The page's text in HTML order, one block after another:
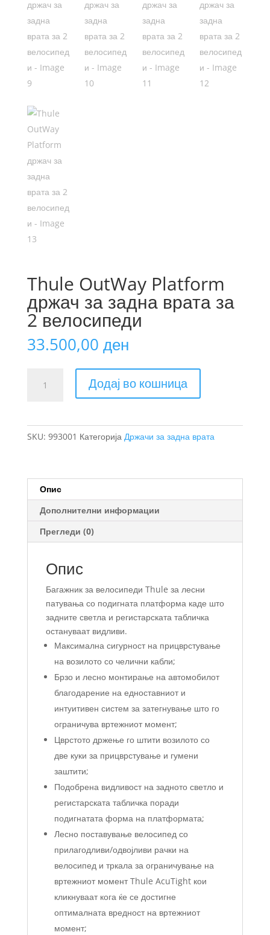
Thule OutWay Platform
држач за задна врата за
2 велосипеди
33.500,00 ден
OutWay
велосипеди
количина
Додај во кошница
SKU: 993001 Категорија Држачи за задна врата
Опис
Дополнителни информации
Прегледи (0)
Опис
Багажник за велосипеди Thule за лесни
патувања со подигната платформа каде што
задните светла и регистарската табличка
остануваат видливи.
Максимална сигурност на прицврстување
на возилото со челични кабли;
Брзо и лесно монтирање на автомобилот
благодарение на едноставниот и
интуитивен систем за затегнување што го
ограничува вртежниот момент;
Цврстото држење го штити возилото со
две куки за прицврстување и гумени
заштити;
Подобрена видливост на задното светло и
регистарската табличка поради
подигнатата форма на платформата;
Лесно поставување велосипед со
прилагодливи/одвојливи рачки на
велосипед и тркала за ограничување на
вртежниот момент Thule AcuTight кои
кликнуваат кога ќе се достигне
оптималната вредност на вртежниот
момент;